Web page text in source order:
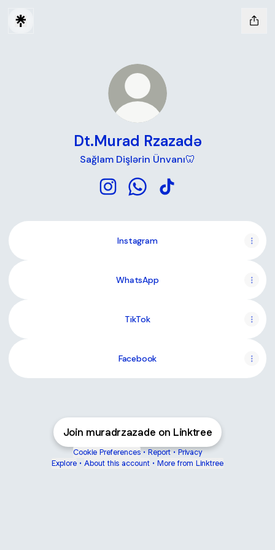
Dt.Murad Rzazadə
Sağlam Dişlərin Ünvanı🦷
Instagram
WhatsApp
TikTok
Facebook
Join muradrzazade on Linktree
Cookie Preferences • Report • Privacy
Explore • About this account • More from Linktree